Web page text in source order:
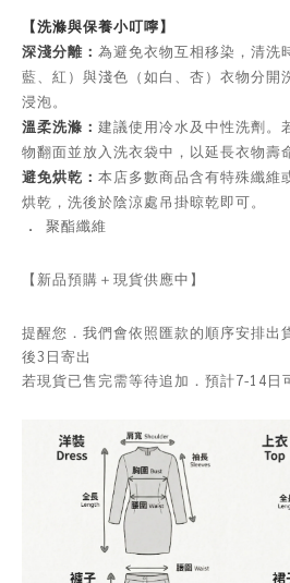
【洗滌與保養小叮嚀】
深淺分離： 為避免衣物互相移染，清洗
藍、紅）與淺色（如白、杏）衣物分開
浸泡。
溫柔洗滌： 建議使用冷水及中性洗劑。
物翻面並放入洗衣袋中，以延長衣物壽
避免烘乾： 本店多數商品含有特殊纖維
烘乾，洗後於陰涼處吊掛晾乾即可。
． 聚酯纖維
【新品預購＋現貨供應中】
提醒您．我們會依照匯款的順序安排出
後3日寄出
若現貨已售完需等待追加．預計7-14日